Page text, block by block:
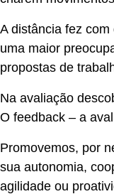
A distância fez
uma maior
propostas de
Na avaliação
O feedback – a
Promovemos, por
sua autonomia,
agilidade ou